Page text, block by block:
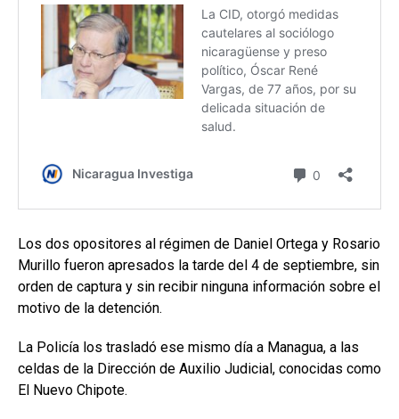
Los dos opositores al régimen de Daniel Ortega y Rosario
Murillo fueron apresados la tarde del 4 de septiembre, sin
orden de captura y sin recibir ninguna información sobre el
motivo de la detención.
La Policía los trasladó ese mismo día a Managua, a las
celdas de la Dirección de Auxilio Judicial, conocidas como
El Nuevo Chipote.